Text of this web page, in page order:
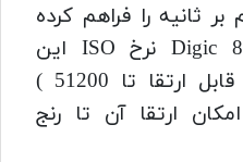
سرعت 11 فریم بر ثانیه را فراهم کرده
است. ضمنا پردازشگر Digic 8 نرخ ISO این
دوربین از 100-25600 ( قابل ارتقا تا 51200 )
ارتقا آن تا رنج